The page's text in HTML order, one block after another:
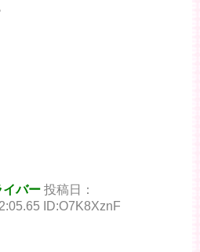
イバー 投稿日：
ID:O7K8XznF